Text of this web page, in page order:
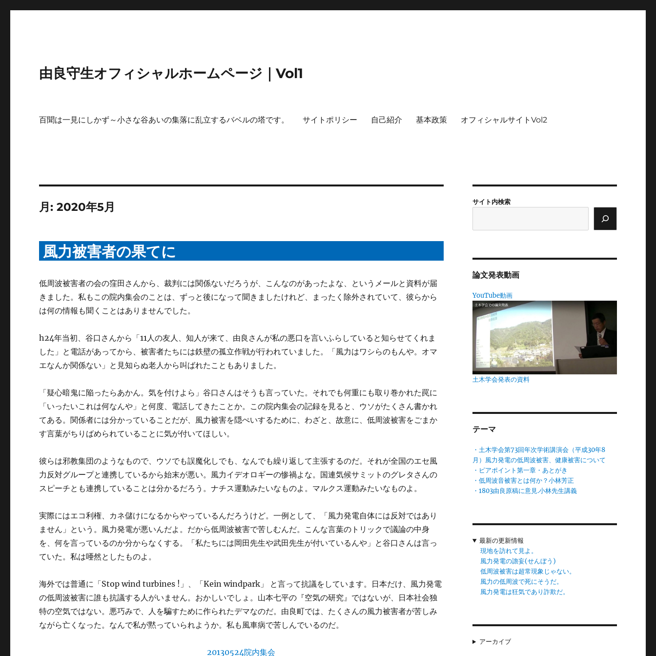
由良守生オフィシャルホームページ｜Vol1
百聞は一見にしかず～小さな谷あいの集落に乱立するバベルの塔です。 サイトポリシー 自己紹介 基本政策 オフィシャルサイトVol2
月:2020年5月
風力被害者の果てに
低周波被害者の会の窪田さんから、裁判には関係ないだろうが、こんなのがあったよな、というメールと資料が届
きました。私もこの院内集会のことは、ずっと後になって聞きましたけれど、まったく除外されていて、彼らから
は何の情報も聞くことはありませんでした。
h24年当初、谷口さんから「11人の友人、知人が来て、由良さんが私の悪口を言いふらしていると知らせてくれま
した」と電話があってから、被害者たちには鉄壁の孤立作戦が行われていました。「風力はワシらのもんや。オマ
エなんか関係ない」と見知らぬ老人から叫ばれたこともありました。
「疑心暗鬼に陥ったらあかん。気を付けよら」谷口さんはそうも言っていた。それでも何重にも取り巻かれた罠に
「いったいこれは何なんや」と何度、電話してきたことか。この院内集会の記録を見ると、ウソがたくさん書かれ
てある。関係者には分かっていることだが、風力被害を隠ぺいするために、わざと、故意に、低周波被害をごまか
す言葉がちりばめられていることに気が付いてほしい。
彼らは邪教集団のようなもので、ウソでも誤魔化しでも、なんでも繰り返して主張するのだ。それが全国のエセ風
力反対グループと連携しているから始末が悪い。風力イデオロギーの惨禍よな。国連気候サミットのグレタさんの
スピーチとも連携していることは分かるだろう。ナチス運動みたいなものよ。マルクス運動みたいなものよ。
実際にはエコ利権、カネ儲けになるからやっているんだろうけど。一例として、「風力発電自体には反対ではあり
ません」という。風力発電が悪いんだよ。だから低周波被害で苦しむんだ。こんな言葉のトリックで議論の中身
を、何を言っているのか分からなくする。「私たちには岡田先生や武田先生が付いているんや」と谷口さんは言っ
ていた。私は唖然としたものよ。
海外では普通に「Stop wind turbines !」、「Kein windpark」 と言って抗議をしています。日本だけ、風力発電
の低周波被害に誰も抗議する人がいません。おかしいでしょ。山本七平の『空気の研究』ではないが、日本社会独
特の空気ではない。悪巧みで、人を騙すために作られたデマなのだ。由良町では、たくさんの風力被害者が苦しみ
ながら亡くなった。なんで私が黙っていられようか。私も風車病で苦しんでいるのだ。
20130524院内集会
サイト内検索
論文発表動画
YouTube動画
土木学会発表の資料
テーマ
・土木学会第73回年次学術講演会（平成30年8
月）風力発電の低周波被害、健康被害について
・ピアポイント第一章・あとがき
・低周波音被害とは何か？小林芳正
・1803由良原稿に意見.小林先生講義
最新の更新情報
現地を訪れて見よ。
風力発電の譫妄(せんぼう)
低周波被害は超常現象じゃない。
風力の低周波で死にそうだ。
風力発電は狂気であり詐欺だ。
アーカイブ